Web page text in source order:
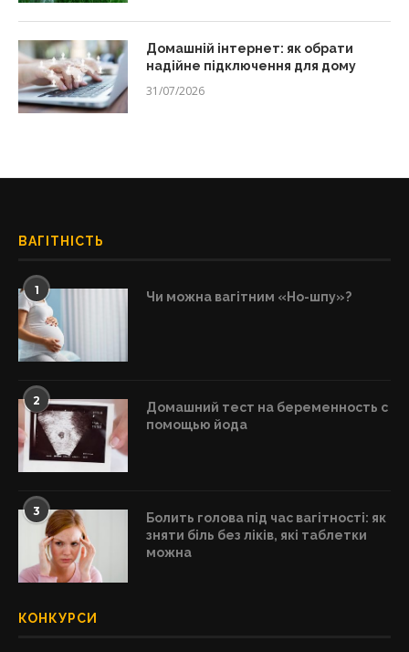
Домашній інтернет: як обрати
надійне підключення для дому
31/07/2026
ВАГІТНІСТЬ
1 Чи можна вагітним «Но-шпу»?
2
Домашний тест на беременность с
помощью йода
3
Болить голова під час вагітності: як
зняти біль без ліків, які таблетки
можна
КОНКУРСИ